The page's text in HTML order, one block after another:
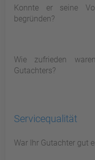
Konnte er seine
begründen?
Wie zufrieden
Gutachters?
Servicequalität
War Ihr Gutachter gut